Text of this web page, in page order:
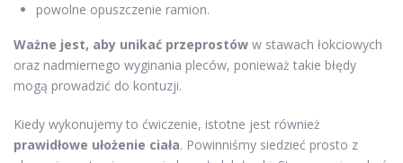
powolne opuszczenie ramion.
Ważne jest, aby unikać przeprostów w stawach łokciowych
oraz nadmiernego wyginania pleców, ponieważ takie błędy
mogą prowadzić do kontuzji.
Kiedy wykonujemy to ćwiczenie, istotne jest również
prawidłowe ułożenie ciała. Powinniśmy siedzieć prosto z